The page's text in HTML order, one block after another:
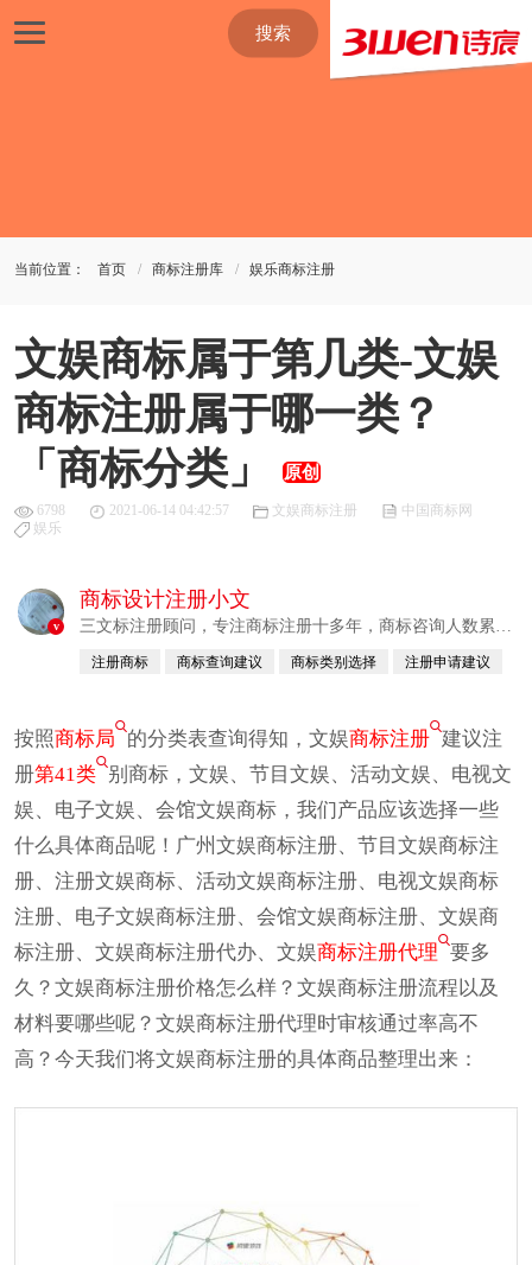
搜索
当前位置： 首页 商标注册库 娱乐商标注册
文娱商标属于第几类-文娱
商标注册属于哪一类？
「商标分类」
原创
6798 2021-06-14 04:42:57 文娱商标注册
中国商标网
娱乐
v
商标设计注册小文
三文标注册顾问，专注商标注册十多年，商标咨询人数累计
注册商标 商标查询建议 商标类别选择 注册申请建议
按照商标局 的分类表查询得知，文娱商标注册 建议注
册第41类 别商标，文娱、节目文娱、活动文娱、电视文
娱、电子文娱、会馆文娱商标，我们产品应该选择一些
什么具体商品呢！广州文娱商标注册、节目文娱商标注
册、注册文娱商标、活动文娱商标注册、电视文娱商标
注册、电子文娱商标注册、会馆文娱商标注册、文娱商
标注册、文娱商标注册代办、文娱商标注册代理 要多
久？文娱商标注册价格怎么样？文娱商标注册流程以及
材料要哪些呢？文娱商标注册代理时审核通过率高不
高？今天我们将文娱商标注册的具体商品整理出来：